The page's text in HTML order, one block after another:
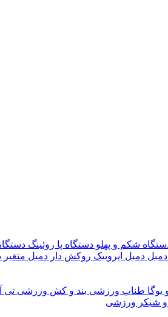
شکم و پهلو دستگاه پا روئینگ
دمبل ایروبیک روکش دار دمبل متغیر
یوگا طناب ورزشی بند و کش ورزشی تی
و شیکر ورزشی